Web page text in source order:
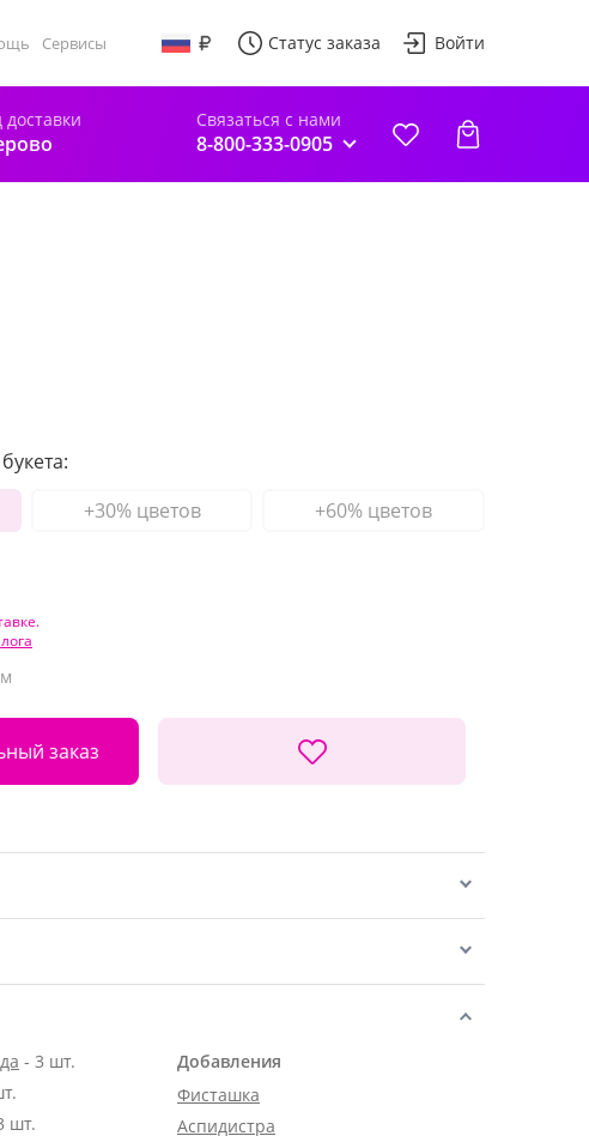
Сервисы Статус заказа Войти
доставки Связаться с нами
8-800-333-0905
+30% цветов +60% цветов
заказ
- 3 шт.
шт.
Добавления
Фисташка
Аспидистра